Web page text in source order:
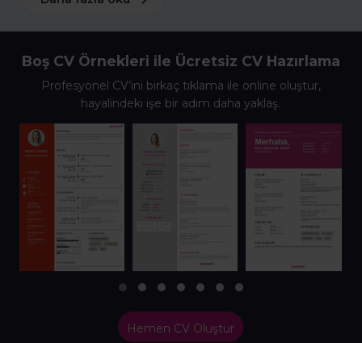
Boş CV Örnekleri ile Ücretsiz CV Hazırlama
Profesyonel CV’ini birkaç tıklama ile online oluştur,
hayalindeki işe bir adım daha yaklaş.
Hemen CV Oluştur